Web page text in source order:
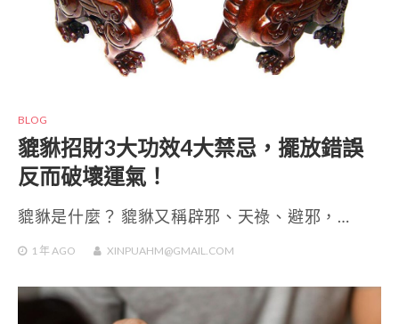
BLOG
貔貅招財3大功效4大禁忌，擺放錯誤
反而破壞運氣！
貔貅是什麼？ 貔貅又稱辟邪、天祿、避邪，…
1 年 AGO XINPUAHM@GMAIL.COM